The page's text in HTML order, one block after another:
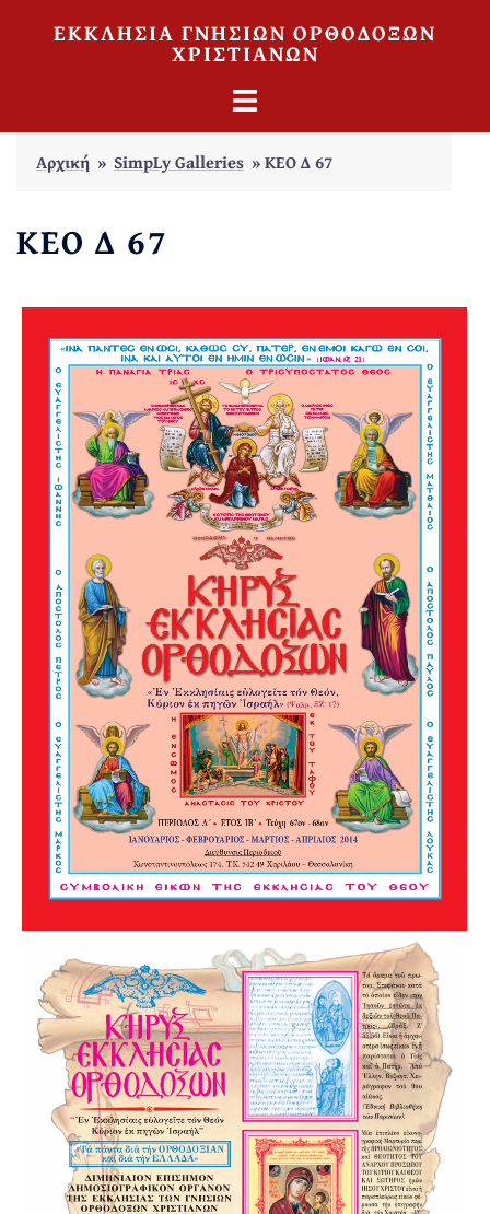
ΕΚΚΛΗΣΙΑ ΓΝΗΣΙΩΝ ΟΡΘΟΔΟΞΩΝ
ΧΡΙΣΤΙΑΝΩΝ
TOGGLE
MENU
Αρχική » SimpLy Galleries »ΚΕΟ Δ 67
ΚΕΟ Δ 67